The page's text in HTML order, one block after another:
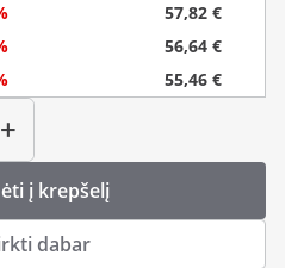
57,82 €
56,64 €
55,46 €
+
į krepšelį
dabar